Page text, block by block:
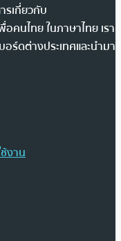
รเกี่ยวกับ
คนไทย ในภาษาไทย เรา
ร์ดต่างประเทศและนำมา
งาน